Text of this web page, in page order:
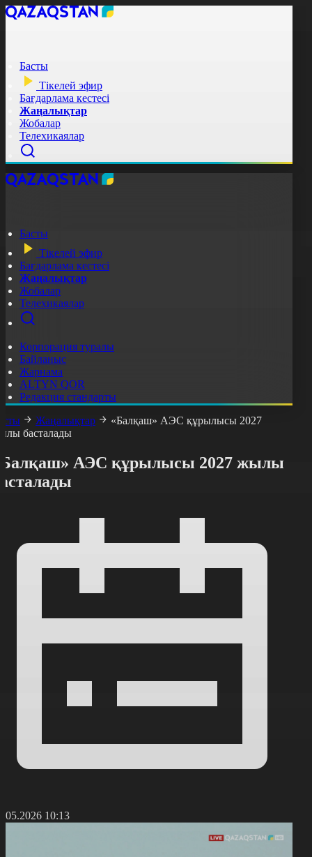
Басты
Тікелей эфир
Бағдарлама кестесі
Жаңалықтар
Жобалар
Телехикаялар
Басты
Тікелей эфир
Бағдарлама кестесі
Жаңалықтар
Жобалар
Телехикаялар
Корпорация туралы
Байланыс
Жарнама
ALTYN QOR
Редакция стандарты
Жаңалықтар
«Балқаш» АЭС құрылысы 2027
басталады
АЭС құрылысы 2027 жылы
10:13